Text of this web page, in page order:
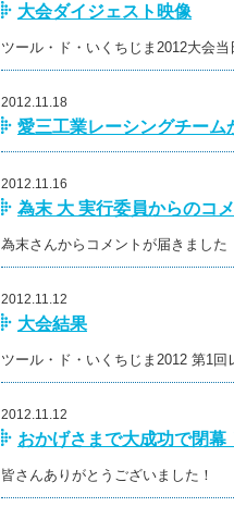
大会ダイジェスト映像
ツール・ド・いくちじま
2012.11.18
愛三工業レーシングチー
2012.11.16
為末 大 実行委員からのコ
為末さんからコメントが届きました
2012.11.12
大会結果
ツール・ド・いくちじま2012 第1
2012.11.12
おかげさまで大成功で閉幕
皆さんありがとうございました！